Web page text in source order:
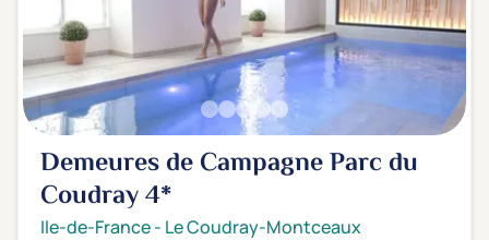
Transports & hébergement
Soins sans hébergement
(2)
Offre séjour + vol inclus
(0)
Demeures de Campagne Parc du
Coudray4*
Ile-de-France- Le Coudray-Montceaux